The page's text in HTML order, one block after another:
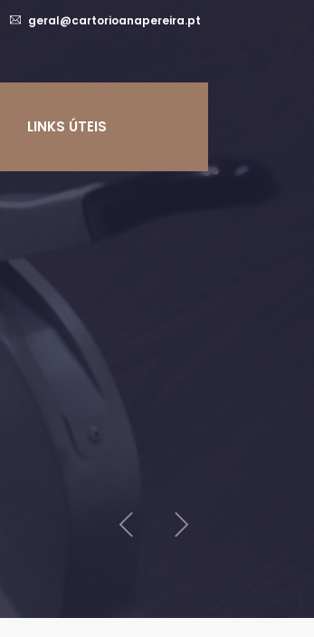
geral@cartorioanapereira.pt
LINKS ÚTEIS